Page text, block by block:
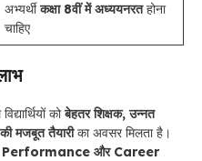
अभ्यर्थीकक्षा 8वीं में अध्ययनरतहोना
चाहिए
कोबेहतर शिक्षक, उन्नत
मजबूत तैयारीका अवसर मिलता है।
और Career